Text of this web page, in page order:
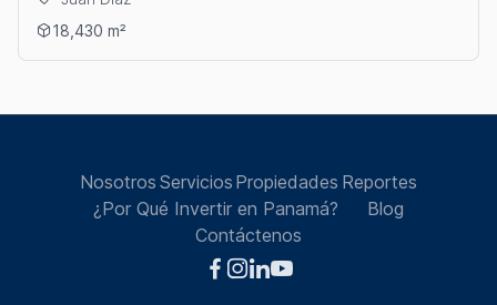
Ver detalles: ALQUILER DE GALERAS EN JUAN DÍAZ
18,430 m²
Nosotros Servicios Propiedades Reportes
¿Por Qué Invertir en Panamá?
Blog
Contáctenos